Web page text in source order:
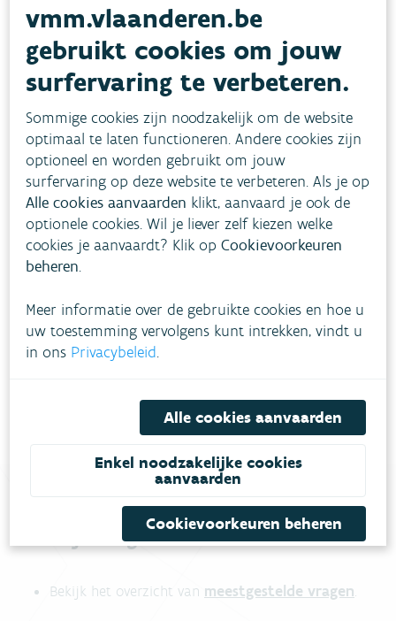
Voor gemengde gebruikers(zowel
kraanwater
als grondwater) wordt een
forfaitaire hoeveelheid water van 10 m3 per
gedomicilieerde persoon per jaar aangerekend.
Maak een berekening van de heffing voor jouw
situatie
Daarnaast wordt je ook een
gemeentelijke
saneringsvergoeding(afvoer) aangerekend. De
gemeente beslist zelf over het tarief van deze
contract met het waterbedrijf.
Heb je vragen?
Bekijk het overzicht van meestgestelde vragen.
vmm.vlaanderen.be
gebruikt cookies om jouw
surfervaring te verbeteren.
Sommige cookies zijn noodzakelijk om de website
optimaal te laten functioneren. Andere cookies zijn
optioneel en worden gebruikt om jouw
surfervaring op deze website te verbeteren. Als je op
Alle cookies aanvaarden klikt, aanvaard je ook de
optionele cookies. Wil je liever zelf kiezen welke
cookies je aanvaardt? Klik opCookievoorkeuren
beheren.
Meer informatie over de gebruikte cookies en hoe u
uw toestemming vervolgens kunt intrekken, vindt u
in ons Privacybeleid.
Alle cookies aanvaarden
Enkel noodzakelijke cookies
aanvaarden
Cookievoorkeuren beheren